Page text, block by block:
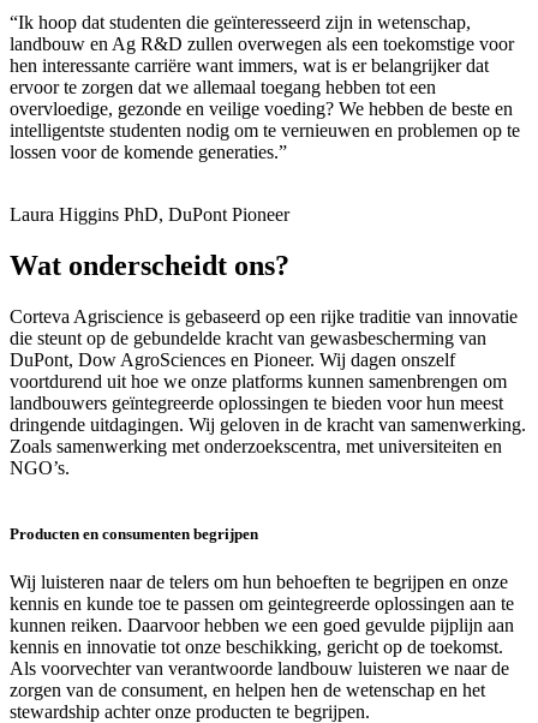
“Ik hoop dat studenten die geïnteresseerd zijn in wetenschap,
landbouw en Ag R&D zullen overwegen als een toekomstige voor
hen interessante carriëre want immers, wat is er belangrijker dat
ervoor te zorgen dat we allemaal toegang hebben tot een
overvloedige, gezonde en veilige voeding? We hebben de beste en
intelligentste studenten nodig om te vernieuwen en problemen op te
lossen voor de komende generaties.”
Laura Higgins PhD, DuPont Pioneer
Wat onderscheidt ons?
Corteva Agriscience is gebaseerd op een rijke traditie van innovatie
die steunt op de gebundelde kracht van gewasbescherming van
DuPont, Dow AgroSciences en Pioneer. Wij dagen onszelf
voortdurend uit hoe we onze platforms kunnen samenbrengen om
landbouwers geïntegreerde oplossingen te bieden voor hun meest
dringende uitdagingen. Wij geloven in de kracht van samenwerking.
Zoals samenwerking met onderzoekscentra, met universiteiten en
NGO’s.
Producten en consumenten begrijpen
Wij luisteren naar de telers om hun behoeften te begrijpen en onze
kennis en kunde toe te passen om geintegreerde oplossingen aan te
kunnen reiken. Daarvoor hebben we een goed gevulde pijplijn aan
kennis en innovatie tot onze beschikking, gericht op de toekomst.
Als voorvechter van verantwoorde landbouw luisteren we naar de
zorgen van de consument, en helpen hen de wetenschap en het
stewardship achter onze producten te begrijpen.